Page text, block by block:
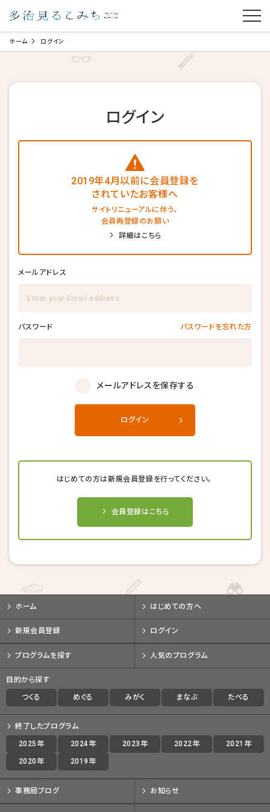
ホーム ログイン
ログイン
2019年4月以前に会員登録を
されていたお客様へ
サイトリニューアルに伴う、
会員再登録のお願い
詳細はこちら
メールアドレス
パスワード パスワードを忘れた方
メールアドレスを保存する
ログイン
はじめての方は新規会員登録を行ってください。
会員登録はこちら
ホーム はじめての方へ
新規会員登録 ログイン
プログラムを探す 人気のプログラム
目的から探す
つくる めぐる みがく まなぶ たべる
終了したプログラム
2025年 2024年 2023年 2022年 2021年
2020年 2019年
事務局ブログ お知らせ